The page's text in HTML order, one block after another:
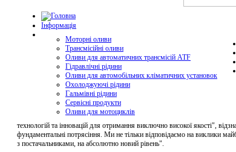
Інформація
Моторні оливи
Трансмісійні оливи
Оливи для автоматичних трансмісій ATF
Гідравлічні рідини
Оливи для автомобільних кліматичних установок
Охолоджуючі рідини
Гальмівні рідини
Сервісні продукти
Оливи для мотоциклів
технологій та інновацій для отримання виключно високої якості",
фундаментальні потрясіння. Ми не тільки відповідаємо на виклики
з постачальниками, на абсолютно новий рівень".